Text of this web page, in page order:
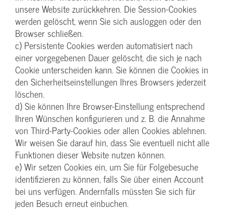
unsere Website zurückkehren. Die Session-Cookies
werden gelöscht, wenn Sie sich ausloggen oder den
Browser schließen.
c) Persistente Cookies werden automatisiert nach
einer vorgegebenen Dauer gelöscht, die sich je nach
Cookie unterscheiden kann. Sie können die Cookies in
den Sicherheitseinstellungen Ihres Browsers jederzeit
löschen.
d) Sie können Ihre Browser-Einstellung entsprechend
Ihren Wünschen konfigurieren und z. B. die Annahme
von Third-Party-Cookies oder allen Cookies ablehnen.
Wir weisen Sie darauf hin, dass Sie eventuell nicht alle
Funktionen dieser Website nutzen können.
e) Wir setzen Cookies ein, um Sie für Folgebesuche
identifizieren zu können, falls Sie über einen Account
bei uns verfügen. Andernfalls müssten Sie sich für
jeden Besuch erneut einbuchen.